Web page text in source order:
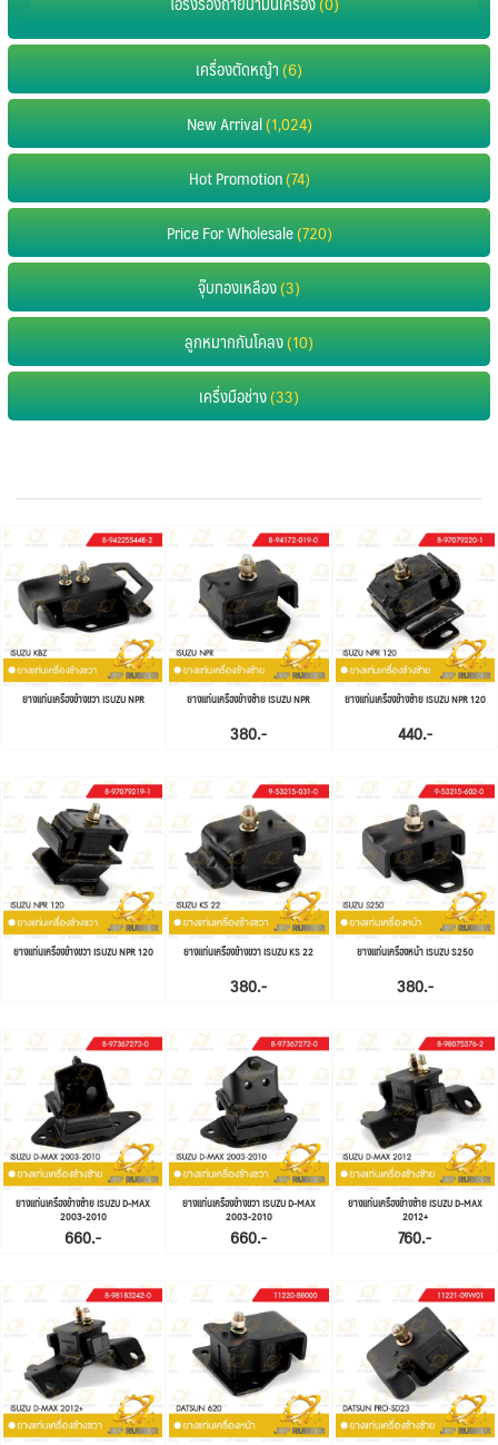
เครื่องตัดหญ้า(6)
New Arrival(1,024)
Hot Promotion(74)
Price For Wholesale(720)
จุ๊บทองเหลือง(3)
ลูกหมากกันโคลง(10)
เครื่งมือช่าง(33)
ยางแท่นเครื่องข้างขวา ISUZU NPR ยางแท่นเครื่องข้างซ้าย ISUZU NPR
380.-
ยางแท่นเครื่องข้างซ้าย ISUZU NPR 120
440.-
ยางแท่นเครื่องข้างขวา ISUZU NPR 120 ยางแท่นเครื่องข้างขวา ISUZU KS 22
380.-
ยางแท่นเครื่องหน้า ISUZU S250
380.-
ยางแท่นเครื่องข้างซ้าย ISUZU D-MAX
2003-2010
660.-
ยางแท่นเครื่องข้างขวา ISUZU D-MAX
2003-2010
660.-
ยางแท่นเครื่องข้างซ้าย ISUZU D-MAX
2012+
760.-